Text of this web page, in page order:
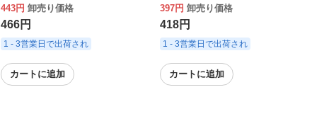
ィンドウ シーンのレイアウト
443円 卸売り価格
466円
1 - 3営業日で出荷され
カートに追加
レーションペンダント
397円 卸売り価格
418円
1 - 3営業日で出荷され
カートに追加